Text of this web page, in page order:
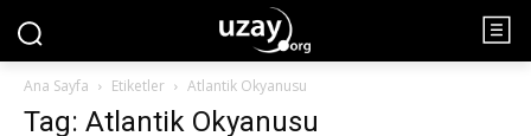
Ana Sayfa Etiketler Atlantik Okyanusu
Tag: Atlantik Okyanusu